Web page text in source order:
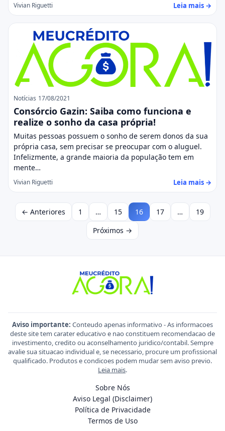
Vivian Riguetti Leia mais →
Notícias 17/08/2021
Consórcio Gazin: Saiba como funciona e
realize o sonho da casa própria!
Muitas pessoas possuem o sonho de serem donos da sua
própria casa, sem precisar se preocupar com o aluguel.
Infelizmente, a grande maioria da população tem em
mente…
Vivian Riguetti Leia mais →
← Anteriores 1 … 15 16 17 …
19
Próximos →
Aviso importante: Conteudo apenas informativo - As informacoes
deste site tem carater educativo e nao constituem recomendacao de
investimento, credito ou aconselhamento juridico/contabil. Sempre
avalie sua situacao individual e, se necessario, procure um profissional
qualificado. Produtos e condicoes podem mudar sem aviso previo.
Leia mais.
Sobre Nós
Aviso Legal (Disclaimer)
Política de Privacidade
Termos de Uso